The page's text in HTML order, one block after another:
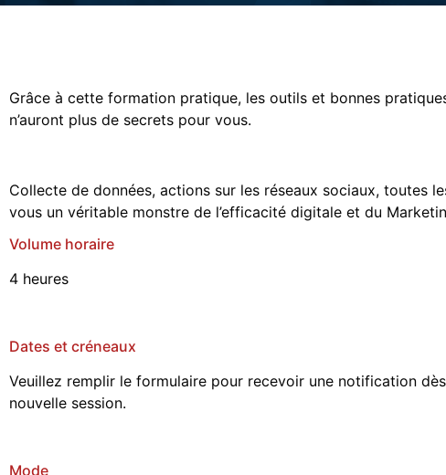
Grâce à cette formation pratique, les outils et bonnes
n’auront plus de secrets pour vous.
Collecte de données, actions sur les réseaux sociaux, toutes
vous un véritable monstre de l’efficacité digitale et du
Volume horaire
4 heures
Dates et créneaux
Veuillez remplir le formulaire pour recevoir une notification
nouvelle session.
Mode